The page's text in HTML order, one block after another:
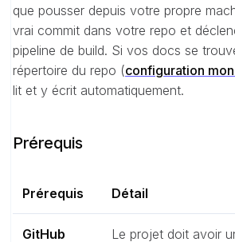
que pousser depuis votre propre
vrai commit dans votre repo et
pipeline de build. Si vos docs se
répertoire du repo (configuration
lit et y écrit automatiquement.
Prérequis
Prérequis Détail
GitHub
Le projet doit avoir